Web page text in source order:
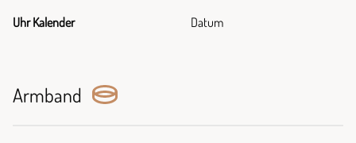
Uhr Kalender Datum
Armband